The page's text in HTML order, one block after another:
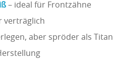
– ideal für Frontzähne
verträglich
aber spröder als Titan